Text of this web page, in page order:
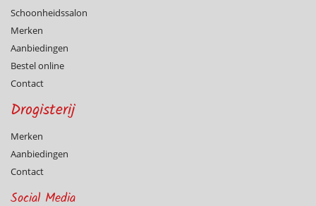
Schoonheidssalon
Merken
Aanbiedingen
Bestel online
Contact
Drogisterij
Merken
Aanbiedingen
Contact
Social Media